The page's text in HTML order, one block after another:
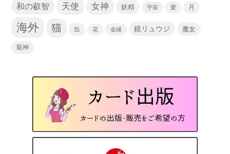
和の叡智 天使 女神 妖精 宇宙 愛 月
海外 猫 缶 花 金縁 鏡リュウジ 魔女
龍神